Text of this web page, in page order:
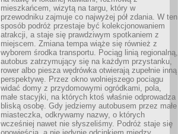
mieszkańcem, wizytą na targu, który w
przewodniku zajmuje co najwyżej pół zdania. W ten
sposób podróż przestaje być kolekcjonowaniem
atrakcji, a staje się prawdziwym spotkaniem z
miejscem. Zmiana tempa wiąże się również z
wyborem środka transportu. Pociąg linią regionalną,
autobus zatrzymujący się na każdym przystanku,
rower albo piesza wędrówka otwierają zupełnie inną
perspektywę. Przez okno wolniejszego pociągu
widać domy z przydomowymi ogródkami, pola,
małe stacyjki, na których ktoś właśnie odprowadza
bliską osobę. Gdy jedziemy autobusem przez małe
miasteczka, odkrywamy nazwy, o których
wcześniej nawet nie słyszeliśmy. Podróż staje się